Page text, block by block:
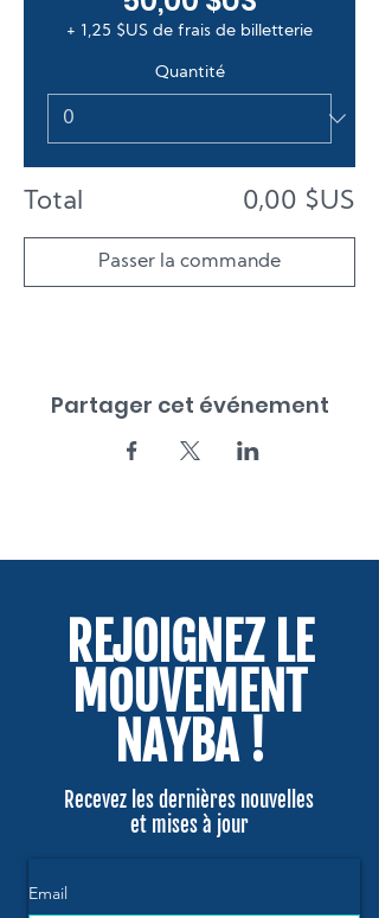
+ 1,25 $US de frais de billetterie
Quantité
Total 0,00 $US
Passer la commande
Partager cet événement
REJOIGNEZ LE
MOUVEMENT
NAYBA !
Recevez les dernières nouvelles
et mises à jour
Email